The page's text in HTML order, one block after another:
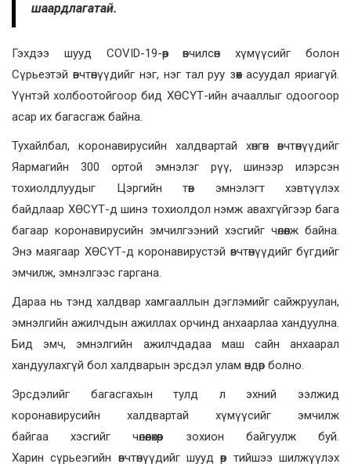
шаардлагатай.
Гэхдээ шууд COVID-19-өөр өвчилсөн хүмүүсийг болон
Сүрьеэтэй өвчтөнүүдийг нэг, нэг тал руу зөөх асуудал яриагүй.
Үүнтэй холбоотойгоор бид ХӨСҮТ-ийн ачааллыг одоогоор
асар их багасгаж байна.
Тухайлбал, коронавирусийн халдвартай хөнгөн өвчтөнүүдийг
Яармагийн 300 ортой эмнэлэг рүү, шинээр илэрсэн
тохиолдлуудыг Цэргийн төв эмнэлэгт хэвтүүлэх
байдлаар ХӨСҮТ-д шинэ тохиолдол нэмж авахгүйгээр бага
багаар коронавирусийн эмчилгээний хэсгийг чөлөөлж байна.
Энэ маягаар ХӨСҮТ-д коронавирустэй өвчтөнүүдийг бүгдийг
эмчилж, эмнэлгээс гаргана.
Дараа нь тэнд халдвар хамгааллын дэглэмийг сайжруулан,
эмнэлгийн ажилчдын ажиллах орчинд анхаарлаа хандуулна.
Бид эмч, эмнэлгийн ажилчдадаа маш сайн анхаарал
хандуулахгүй бол халдварын эрсдэл улам өндөр болно.
Эрсдэлийг багасгахын тулд л эхний ээлжид
коронавирусийн халдвартай хүмүүсийг эмчилж
байгаа хэсгийг чөлөөлөхөөр зохион байгуулж буй.
Харин сүрьеэгийн өвчтөнүүдийг шууд өөр тийшээ шилжүүлэх